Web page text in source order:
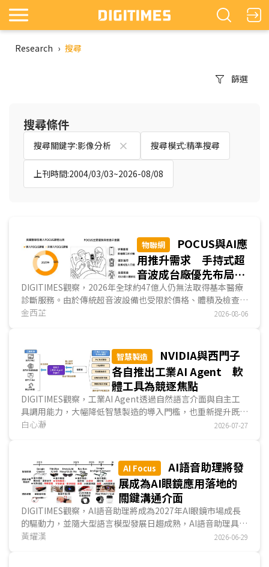
Research › 搜尋
篩選
搜尋條件
搜尋關鍵字:影像分析 搜尋模式:精準搜尋
上刊時間:2004/03/03~2026-08/08
物聯網
POCUS與AI應
用推升需求 手持式超
音波成台廠優先布局醫
材新商機
DIGITIMES觀察，2026年全球約47億人仍無法取得基本醫療
診斷服務。由於傳統超音波設備也受限於價格、體積及檢查排
程，難以延伸至第一線場域。手持式超音波將探頭、影像處
加，醫療設備大廠、超音波新創與台灣ICT業者相繼投入，競
爭已由硬體規格延伸至AI軟體、法規驗證與通路布局。...
金西芷 2026-08-06
智慧製造
NVIDIA與西門子
各自推出工業AI Agent 軟
體工具為競逐焦點
DIGITIMES觀察，工業AI Agent透過自然語言介面與自主工
具調用能力，大幅降低智慧製造的導入門檻，也重新提升既有
工業軟體的使用效率。NVIDIA與西門子分別憑藉不同...
白心瀞 2026-07-27
AI Focus
AI語音助理將發
展成為AI眼鏡應用落地的
關鍵溝通介面
DIGITIMES觀察，AI語音助理將成為2027年AI眼鏡市場成長
的驅動力，並隨大型語言模型發展日趨成熟，AI語音助理具備
免動手的優勢，將成為AI眼鏡主流的溝通介面。AI眼鏡針對用
黃耀漢 2026-06-29